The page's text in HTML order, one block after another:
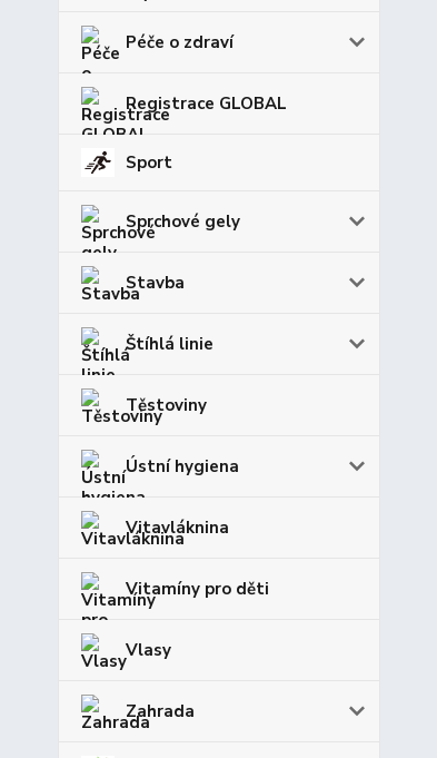
Péče o zdraví
Registrace GLOBAL
Sport
Sprchové gely
Stavba
Štíhlá linie
Těstoviny
Ústní hygiena
Vitavláknina
Vitamíny pro děti
Vlasy
Zahrada